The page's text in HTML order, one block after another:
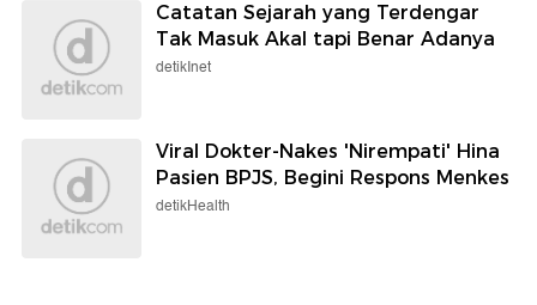
Catatan Sejarah yang Terdengar
Tak Masuk Akal tapi Benar Adanya
detikInet
Viral Dokter-Nakes 'Nirempati' Hina
Pasien BPJS, Begini Respons Menkes
detikHealth